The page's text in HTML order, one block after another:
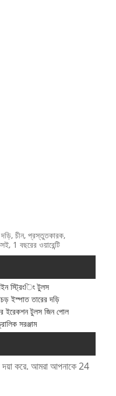
চীন, প্রস্তুতকারক,
1 বছরের ওয়ারেন্টি
স্ট্রিংিং টুলস
ইস্পাত তারের দড়ি
ইরেকশন টুলস জিন পোল
সরঞ্জাম
দয়া করে. আমরা আপনাকে 24